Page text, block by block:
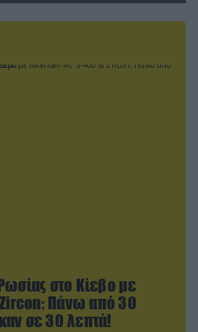
στο Κίεβο με
Πάνω από 30
σε 30 λεπτά!